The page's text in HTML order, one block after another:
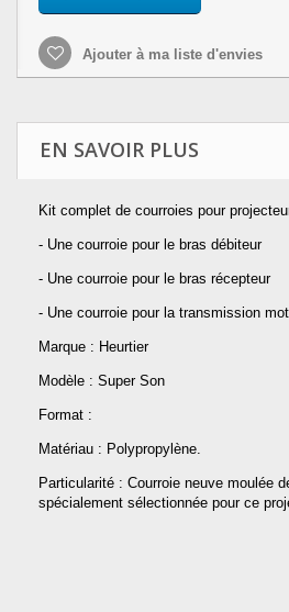
Ajouter à ma liste d'envies
EN SAVOIR PLUS
Kit complet de courroies pour
- Une courroie pour le bras débiteur
- Une courroie pour le bras récepteur
- Une courroie pour la transmission
Marque : Heurtier
Modèle : Super Son
Format :
Matériau : Polypropylène.
Particularité : Courroie neuve moulée
spécialement sélectionnée pour ce